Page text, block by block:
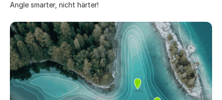
Angle smarter, nicht härter!